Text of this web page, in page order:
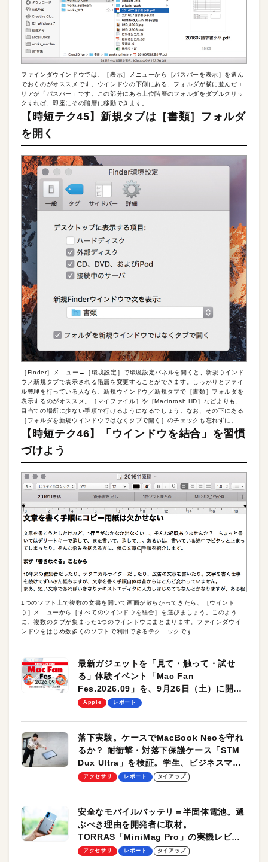
ファインダウインドウでは、［表示］メニューから［パスバーを表示］を選ん
でおくのがオススメです。ウインドウの下側にある、フォルダが横に並んだエ
リアが「パスバー」です。この部分にある上位階層のフォルダをダブルクリッ
クすれば、即座にその階層に移動できます。
【時短テク45】新規タブは［書類］フォルダ
を開く
［Finder］メニュー→［環境設定］で環境設定パネルを開くと、新規ウインド
ウ／新規タブで表示される階層を変更することができます。しっかりとファイ
ル整理を行っている人なら、新規ウインドウ／新規タブで［書類］フォルダを
表示するのがオススメ。［マイファイル］や［Macintosh HD］などよりも、
目当ての場所に少ない手順で行けるようになるでしょう。なお、その下にある
［フォルダを新規ウインドウではなくタブで開く］のチェックも忘れずに。
【時短テク46】「ウインドウを結合」を習慣
づけよう
1つのソフト上で複数の文書を開いて画面が散らかってきたら、［ウインド
ウ］メニューから［すべてのウインドウを結合］を選びましょう。このよう
に、複数のタブが集まった1つのウインドウにまとまります。ファインダウイ
ンドウをはじめ数多くのソフトで利用できるテクニックです
最新ガジェットを「見て・触って・試せ
る」体験イベント「Mac Fan
Fes.2026.09」を、9月26日（土）に開催
します！
Apple レポート
落下実験。ケースでMacBook Neoを守れ
るか？ 耐衝撃・対落下保護ケース「STM
Dux Ultra」を検証。学生、ビジネスマン
のモバイルユースに最適！
アクセサリ レポート タイアップ
安全なモバイルバッテリ＝半固体電池。選
ぶべき理由を開発者に取材。
TORRAS「MiniMag Pro」の実機レビュ
ーも
アクセサリ レポート タイアップ